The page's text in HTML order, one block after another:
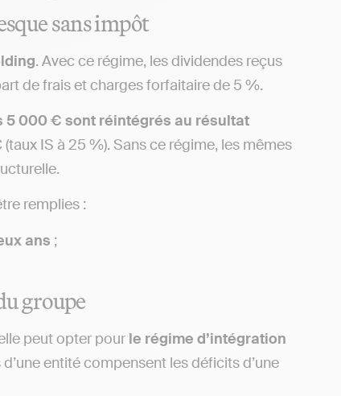
sans impôt
. Avec ce régime, les dividendes reçus
de frais et charges forfaitaire de 5 %.
5 000 € sont réintégrés au résultat
IS à 25 %). Sans ce régime, les mêmes
remplies :
ans ;
groupe
peut opter pour le régime d’intégration
entité compensent les déficits d’une